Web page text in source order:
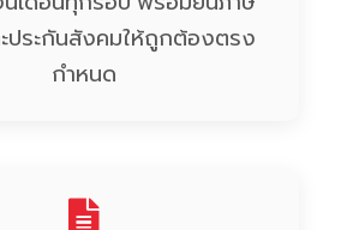
ประกันสังคมให้ถูกต้องตรง
กำหนด